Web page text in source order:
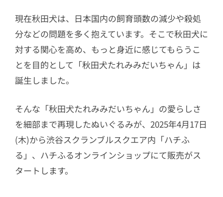
現在秋田犬は、日本国内の飼育頭数の減少や殺処
分などの問題を多く抱えています。そこで秋田犬に
対する関心を高め、もっと身近に感じてもらうこ
とを目的として「秋田犬たれみみだいちゃん」は
誕生しました。
そんな「秋田犬たれみみだいちゃん」の愛らしさ
を細部まで再現したぬいぐるみが、2025年4月17日
(木)から渋谷スクランブルスクエア内「ハチふ
る」、ハチふるオンラインショップにて販売がス
タートします。